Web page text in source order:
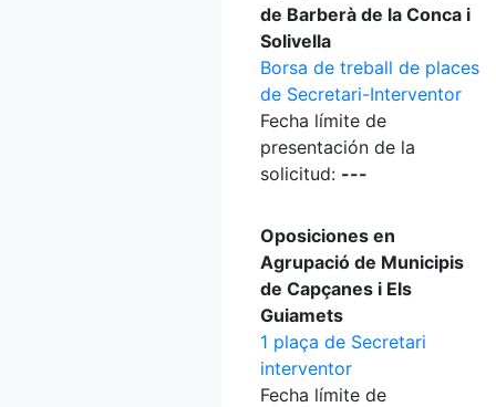
de Barberà de la Conca i
Solivella
Borsa de treball de places
de Secretari-Interventor
Fecha límite de
presentación de la
solicitud: ---
Oposiciones en
Agrupació de Municipis
de Capçanes i Els
Guiamets
1 plaça de Secretari
interventor
Fecha límite de